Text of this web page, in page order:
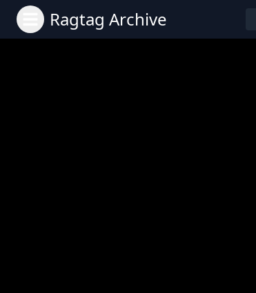
Ragtag Archive